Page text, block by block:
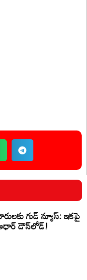
గుడ్ న్యూస్: ఇకపై
డౌన్‌లోడ్!